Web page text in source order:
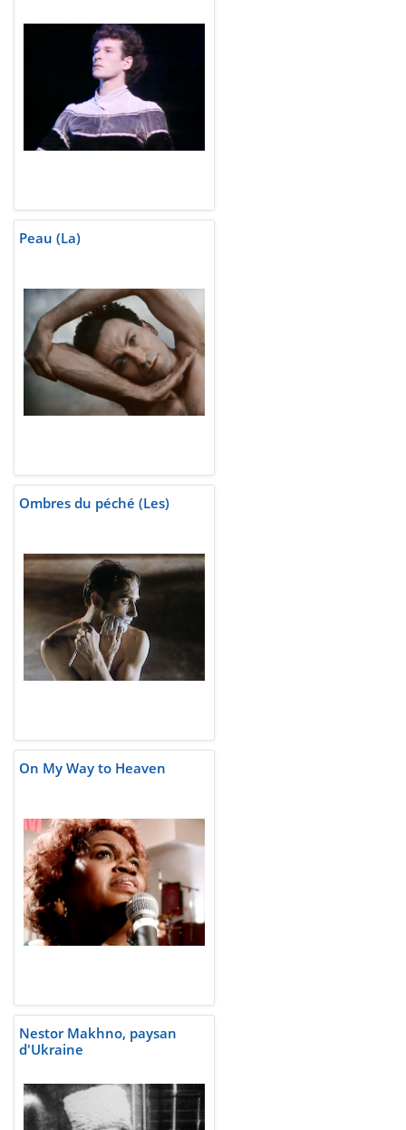
Peau (La)
Ombres du péché (Les)
On My Way to Heaven
Nestor Makhno, paysan
d'Ukraine